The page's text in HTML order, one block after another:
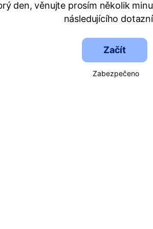
den, věnujte prosím několik
následujícího
Začít
Zabezpečeno